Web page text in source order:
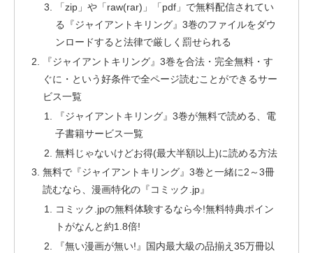
「zip」や「raw(rar)」「pdf」で無料配信されてい
る『ジャイアントキリング』3巻のファイルをダウ
ンロードすると法律で厳しく罰せられる
『ジャイアントキリング』3巻を合法・完全無料・す
ぐに・という好条件で全ページ読むことができるサー
ビス一覧
『ジャイアントキリング』3巻が無料で読める、電
子書籍サービス一覧
無料じゃないけどお得(最大半額以上)に読める方法
無料で『ジャイアントキリング』3巻と一緒に2～3冊
読むなら、漫画特化の『コミック.jp』
コミック.jpの無料体験するなら今!無料特典ポイン
トがなんと約1.8倍!
『無い漫画が無い!』国内最大級の品揃え35万冊以